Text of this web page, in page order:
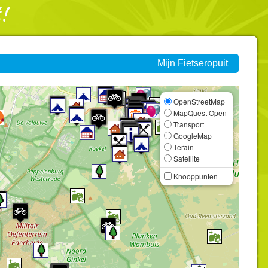
Mijn Fietseropuit
OpenStreetMap
MapQuest Open
Transport
GoogleMap
Terain
Satellite
Knooppunten